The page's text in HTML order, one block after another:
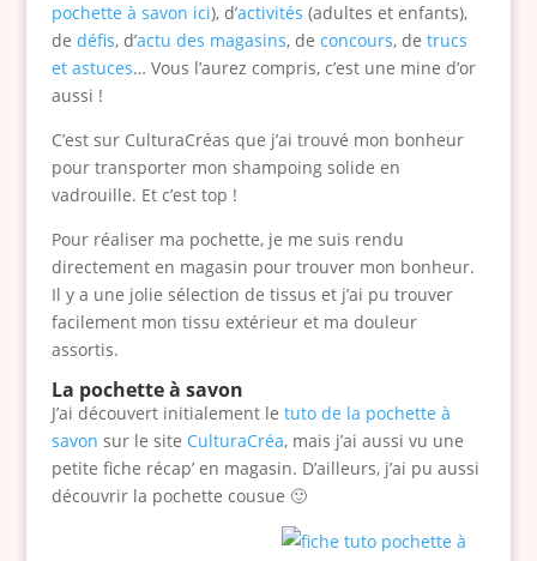
pochette à savon ici), d’activités (adultes et enfants),
de défis, d’actu des magasins, de concours, de trucs
et astuces… Vous l’aurez compris, c’est une mine d’or
aussi !
C’est sur CulturaCréas que j’ai trouvé mon bonheur
pour transporter mon shampoing solide en
vadrouille. Et c’est top !
Pour réaliser ma pochette, je me suis rendu
directement en magasin pour trouver mon bonheur.
Il y a une jolie sélection de tissus et j’ai pu trouver
facilement mon tissu extérieur et ma douleur
assortis.
La pochette à savon
J’ai découvert initialement le tuto de la pochette à
savon sur le site CulturaCréa, mais j’ai aussi vu une
petite fiche récap’ en magasin. D’ailleurs, j’ai pu aussi
découvrir la pochette cousue 🙂